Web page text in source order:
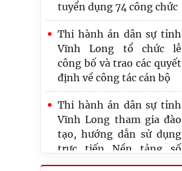
tuyển dụng 74 công chức
Thi hành án dân sự tỉnh
Vĩnh Long tổ chức lễ
công bố và trao các quyết
định về công tác cán bộ
Thi hành án dân sự tỉnh
Vĩnh Long tham gia đào
tạo, hướng dẫn sử dụng
trực tiếp Nền tảng số
trong lĩnh vực Thi hành
Thi hành án dân sự tỉnh
Vĩnh Long tổ chức hoạt
động về nguồn hướng tới
kỷ niệm 80 năm Ngày
Truyền thống Thi hành
án dân sự